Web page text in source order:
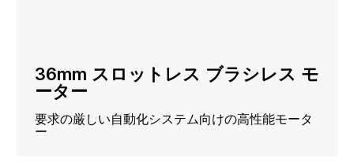
36mm スロットレス ブラシレス モ
ーター
要求の厳しい自動化システム向けの高性能モータ
ー